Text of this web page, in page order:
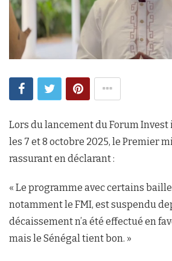
Lors du lancement du Forum Invest
les 7 et 8 octobre 2025, le Premier
rassurant en déclarant :
« Le programme avec certains
notamment le FMI, est suspendu
décaissement n’a été effectué en
mais le Sénégal tient bon. »